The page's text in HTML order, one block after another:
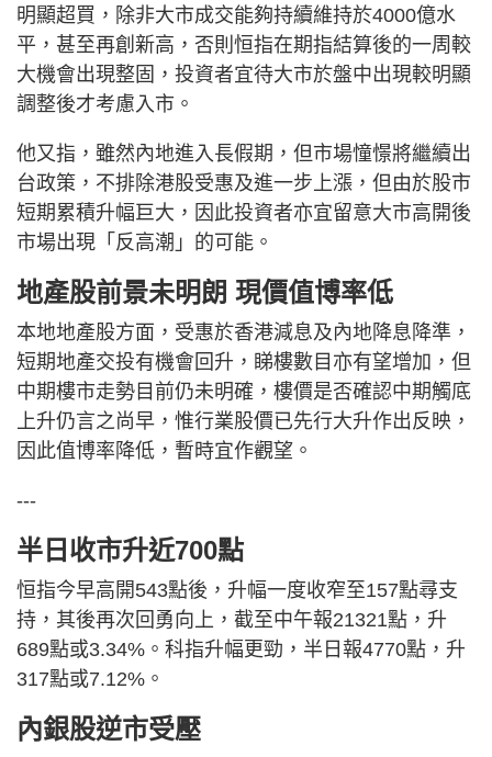
明顯超買，除非大市成交能夠持續維持於4000億水
平，甚至再創新高，否則恒指在期指結算後的一周較
大機會出現整固，投資者宜待大市於盤中出現較明顯
調整後才考慮入市。
他又指，雖然內地進入長假期，但市場憧憬將繼續出
台政策，不排除港股受惠及進一步上漲，但由於股市
短期累積升幅巨大，因此投資者亦宜留意大市高開後
市場出現「反高潮」的可能。
地產股前景未明朗 現價值博率低
本地地產股方面，受惠於香港減息及內地降息降準，
短期地產交投有機會回升，睇樓數目亦有望增加，但
中期樓市走勢目前仍未明確，樓價是否確認中期觸底
上升仍言之尚早，惟行業股價已先行大升作出反映，
因此值博率降低，暫時宜作觀望。
---
半日收市升近700點
恒指今早高開543點後，升幅一度收窄至157點尋支
持，其後再次回勇向上，截至中午報21321點，升
689點或3.34%。科指升幅更勁，半日報4770點，升
317點或7.12%。
內銀股逆市受壓